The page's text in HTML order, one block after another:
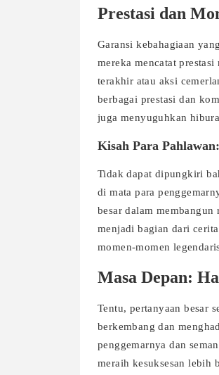
Prestasi dan
Garansi kebahagiaan
mereka mencatat
terakhir atau aksi
berbagai prestasi dan
juga menyuguhkan
Kisah Para
Tidak dapat dipungkiri
di mata para
besar dalam
menjadi bagian dari
momen-momen
Masa Depan:
Tentu, pertanyaan besar
berkembang dan
penggemarnya dan
meraih kesuksesan lebih